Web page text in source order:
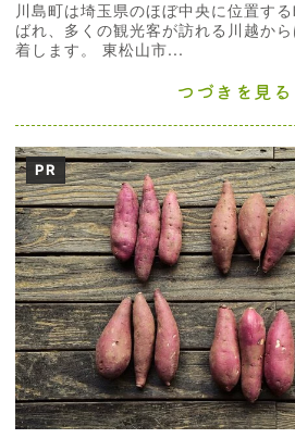
川島町は埼玉県のほぼ中央に位置す
ばれ、多くの観光客が訪れる川越か
着します。 東松山市...
つづきを見る
PR